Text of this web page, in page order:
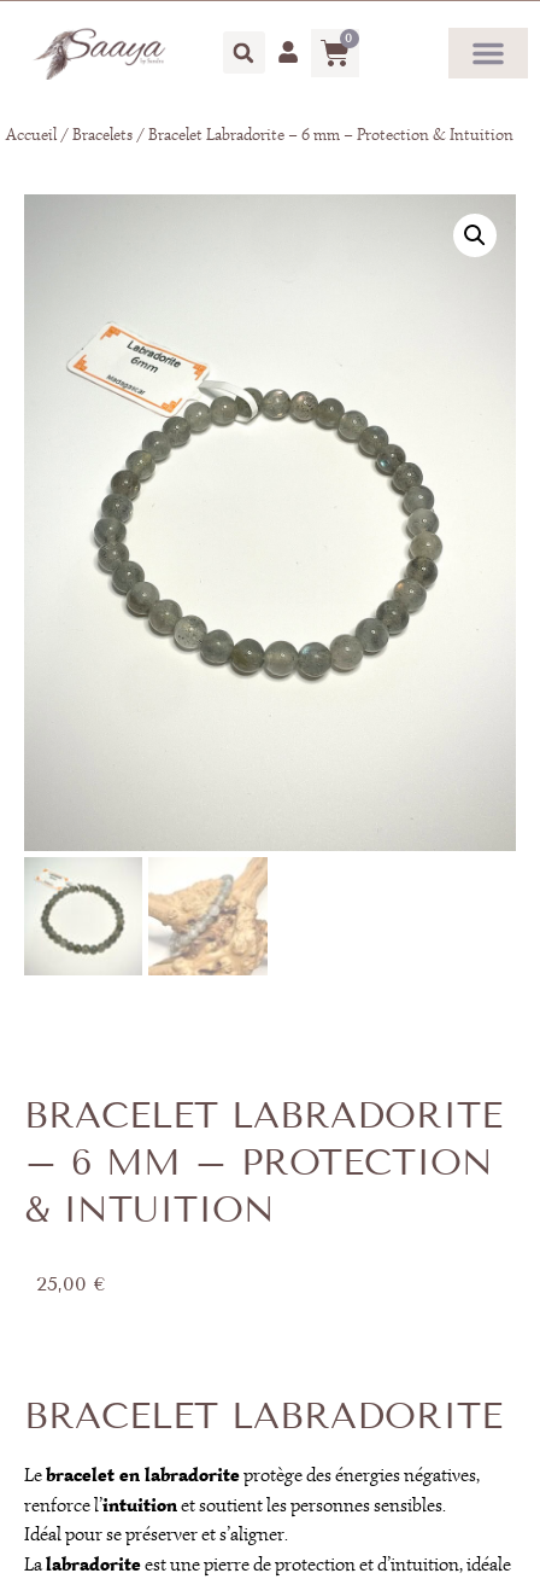
0
Accueil/Bracelets / Bracelet Labradorite – 6 mm – Protection & Intuition
BRACELET LABRADORITE
– 6 MM – PROTECTION
& INTUITION
25,00 €
BRACELET LABRADORITE
Lebracelet en labradoriteprotège des énergies négatives,
renforce l’intuitionet soutient les personnes sensibles.
Idéal pour se préserver et s’aligner.
Lalabradoriteest une pierre de protection et d’intuition, idéale